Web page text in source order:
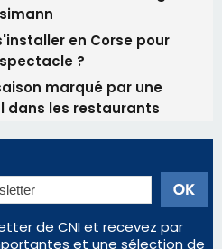
de CNI et recevez par
et une sélection de